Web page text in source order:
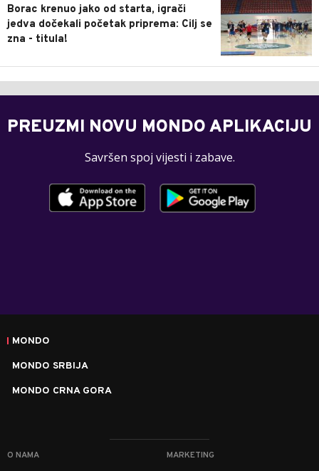
Borac krenuo jako od starta, igrači
jedva dočekali početak priprema: Cilj se
zna - titula!
PREUZMI NOVU MONDO APLIKACIJU
Savršen spoj vijesti i zabave.
MONDO
MONDO SRBIJA
MONDO CRNA GORA
O NAMA MARKETING